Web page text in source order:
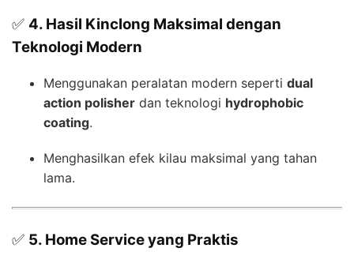
✅ 4. Hasil Kinclong Maksimal dengan
Teknologi Modern
Menggunakan peralatan modern seperti dual
action polisher dan teknologi hydrophobic
coating.
Menghasilkan efek kilau maksimal yang tahan
lama.
✅ 5. Home Service yang Praktis